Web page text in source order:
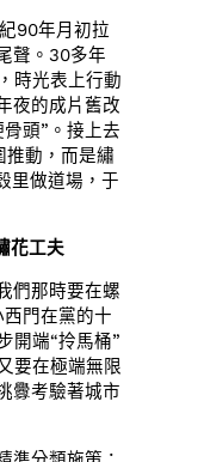
90年月初拉
聲。30多年
時光表上行動
夜的成片舊改
頭”。接上去
推動，而是繡
里做道場，于
花工夫
們那時要在螺
門在黨的十
開端“拎馬桶”
要在極端無限
釁考驗著城市